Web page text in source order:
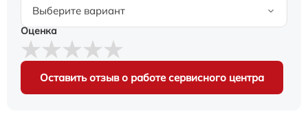
Оценка
Оставить отзыв о работе сервисного центра